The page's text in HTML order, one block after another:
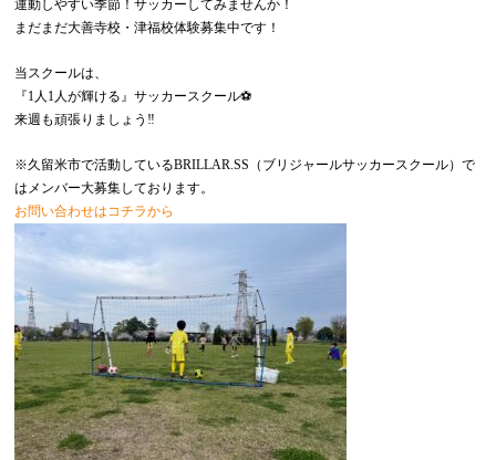
運動しやすい季節！サッカーしてみませんか！
まだまだ大善寺校・津福校体験募集中です！
当スクールは、
『1人1人が輝ける』サッカースクール⚽️
来週も頑張りましょう‼️
※久留米市で活動しているBRILLAR.SS（ブリジャールサッカースクール）で
はメンバー大募集しております。
お問い合わせはコチラから